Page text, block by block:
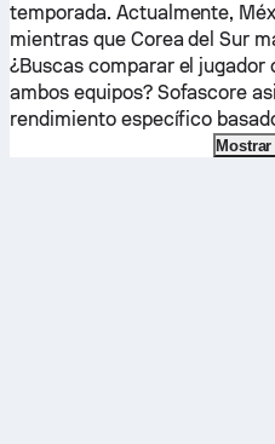
temporada. Actualmente,
mientras que Corea del Sur
¿Buscas comparar el
ambos equipos? Sofascore
rendimiento específico